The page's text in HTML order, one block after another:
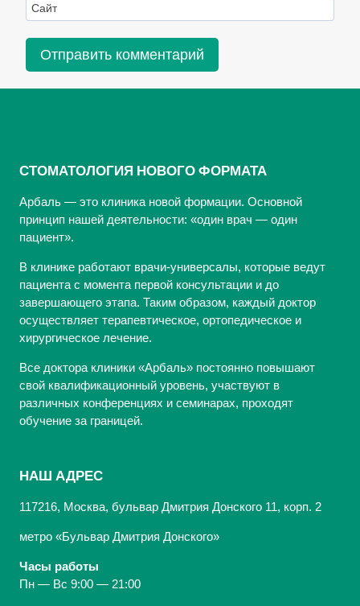
Сайт
СТОМАТОЛОГИЯ НОВОГО ФОРМАТА
Арбаль — это клиника новой формации. Основной
принцип нашей деятельности: «один врач — один
пациент».
В клинике работают врачи-универсалы, которые ведут
пациента с момента первой консультации и до
завершающего этапа. Таким образом, каждый доктор
осуществляет терапевтическое, ортопедическое и
хирургическое лечение.
Все доктора клиники «Арбаль» постоянно повышают
свой квалификационный уровень, участвуют в
различных конференциях и семинарах, проходят
обучение за границей.
НАШ АДРЕС
117216, Москва, бульвар Дмитрия Донского 11, корп. 2
метро «Бульвар Дмитрия Донского»
Часы работы
Пн — Вс 9:00 — 21:00